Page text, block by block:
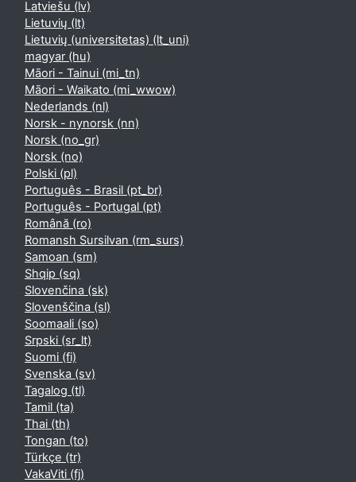
Latviešu ‎(lv)‎
Lietuvių ‎(lt)‎
Lietuvių (universitetas) ‎(lt_uni)‎
magyar ‎(hu)‎
Māori - Tainui ‎(mi_tn)‎
Māori - Waikato ‎(mi_wwow)‎
Nederlands ‎(nl)‎
Norsk - nynorsk ‎(nn)‎
Norsk ‎(no_gr)‎
Norsk ‎(no)‎
Polski ‎(pl)‎
Português - Brasil ‎(pt_br)‎
Português - Portugal ‎(pt)‎
Română ‎(ro)‎
Romansh Sursilvan ‎(rm_surs)‎
Samoan ‎(sm)‎
Shqip ‎(sq)‎
Slovenčina ‎(sk)‎
Slovenščina ‎(sl)‎
Soomaali ‎(so)‎
Srpski ‎(sr_lt)‎
Suomi ‎(fi)‎
Svenska ‎(sv)‎
Tagalog ‎(tl)‎
Tamil ‎(ta)‎
Thai ‎(th)‎
Tongan ‎(to)‎
Türkçe ‎(tr)‎
VakaViti ‎(fj)‎